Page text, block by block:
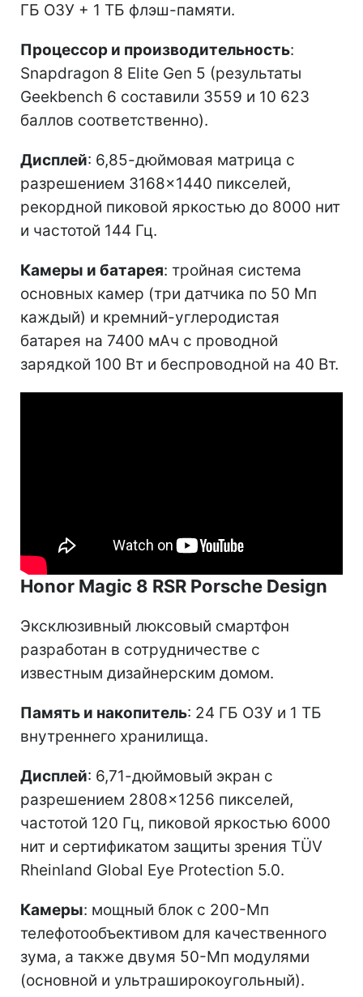
ГБ ОЗУ + 1 ТБ флэш-памяти.
Процессор и производительность:
Snapdragon 8 Elite Gen 5 (результаты
Geekbench 6 составили 3559 и 10 623
баллов соответственно).
Дисплей: 6,85-дюймовая матрица с
разрешением 3168×1440 пикселей,
рекордной пиковой яркостью до 8000 нит
и частотой 144 Гц.
Камеры и батарея: тройная система
основных камер (три датчика по 50 Мп
каждый) и кремний-углеродистая
батарея на 7400 мАч с проводной
зарядкой 100 Вт и беспроводной на 40 Вт.
Honor Magic 8 RSR Porsche Design
Эксклюзивный люксовый смартфон
разработан в сотрудничестве с
известным дизайнерским домом.
Память и накопитель: 24 ГБ ОЗУ и 1 ТБ
внутреннего хранилища.
Дисплей: 6,71-дюймовый экран с
разрешением 2808×1256 пикселей,
частотой 120 Гц, пиковой яркостью 6000
нит и сертификатом защиты зрения TÜV
Rheinland Global Eye Protection 5.0.
Камеры: мощный блок с 200-Мп
телефотообъективом для качественного
зума, а также двумя 50-Мп модулями
(основной и ультраширокоугольный).